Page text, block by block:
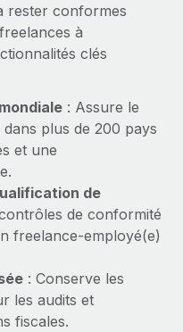
les risques en
informatiques
et en toute
de vos
l'IA, a développé
Remote
infrastructures open
: du local à
sans changer de
désormais
Remote :
et Gestion des
rester conformes
à
clés
: Assure le
plus de 200 pays
et une
de
de conformité
freelance-employé(e)
: Conserve les
les audits et
fiscales.